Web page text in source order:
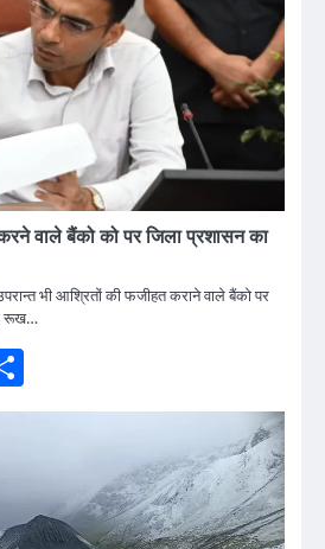
वाले बैंको को पर जिला प्रशासन का
भी आश्रितों की फजीहत कराने वाले बैंको पर
रूख…